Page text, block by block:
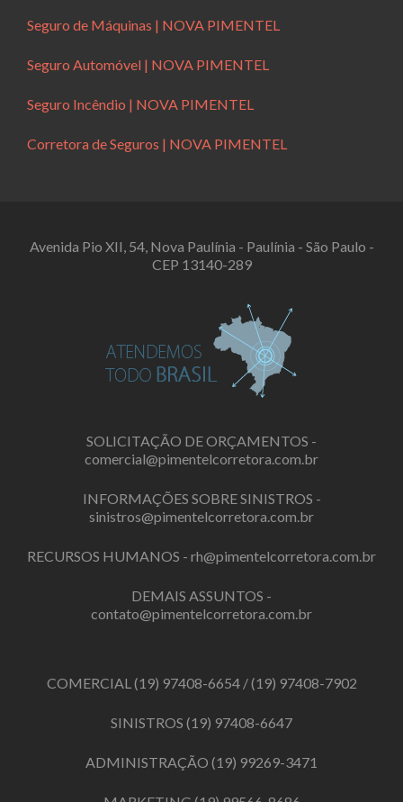
Seguro de Máquinas | NOVA PIMENTEL
Seguro Automóvel | NOVA PIMENTEL
Seguro Incêndio | NOVA PIMENTEL
Corretora de Seguros | NOVA PIMENTEL
Avenida Pio XII, 54, Nova Paulínia - Paulínia - São Paulo -
CEP 13140-289
SOLICITAÇÃO DE ORÇAMENTOS -
comercial@pimentelcorretora.com.br
INFORMAÇÕES SOBRE SINISTROS -
sinistros@pimentelcorretora.com.br
RECURSOS HUMANOS - rh@pimentelcorretora.com.br
DEMAIS ASSUNTOS -
contato@pimentelcorretora.com.br
COMERCIAL(19) 97408-6654/(19) 97408-7902
SINISTROS (19) 97408-6647
ADMINISTRAÇÃO (19) 99269-3471